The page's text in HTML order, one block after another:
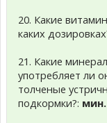
20. Какие
каких
21. Какие
употребляет ли
толченые
подкормки?: